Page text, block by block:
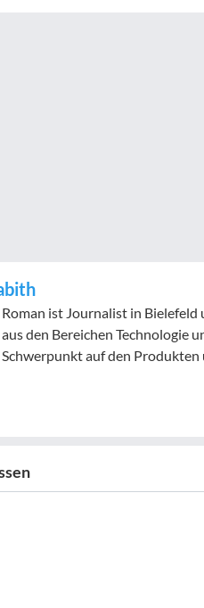
Roman ist Journalist in Bielefeld
aus den Bereichen Technologie
Schwerpunkt auf den Produkten